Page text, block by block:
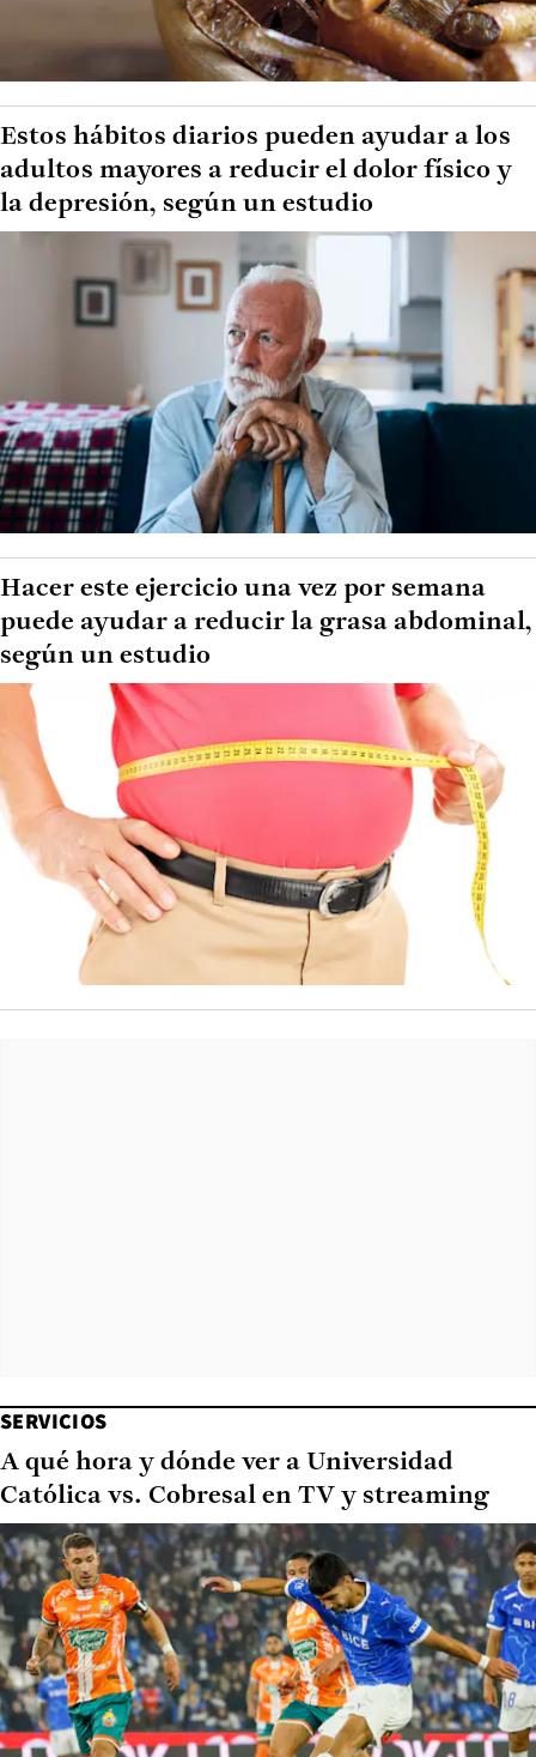
Estos hábitos diarios pueden ayudar a los
adultos mayores a reducir el dolor físico y
la depresión, según un estudio
Hacer este ejercicio una vez por semana
puede ayudar a reducir la grasa abdominal,
según un estudio
SERVICIOS
A qué hora y dónde ver a Universidad
Católica vs. Cobresal en TV y streaming